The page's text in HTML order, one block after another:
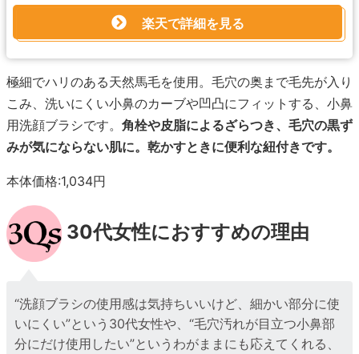
楽天で詳細を見る
極細でハリのある天然馬毛を使用。毛穴の奥まで毛先が入り
こみ、洗いにくい小鼻のカーブや凹凸にフィットする、小鼻
用洗顔ブラシです。 角栓や皮脂によるざらつき、毛穴の黒ず
みが気にならない肌に。乾かすときに便利な紐付きです。
本体価格:1,034円
30代女性におすすめの理由
“洗顔ブラシの使用感は気持ちいいけど、細かい部分に使
いにくい”という30代女性や、“毛穴汚れが目立つ小鼻部
分にだけ使用したい”というわがままにも応えてくれる、